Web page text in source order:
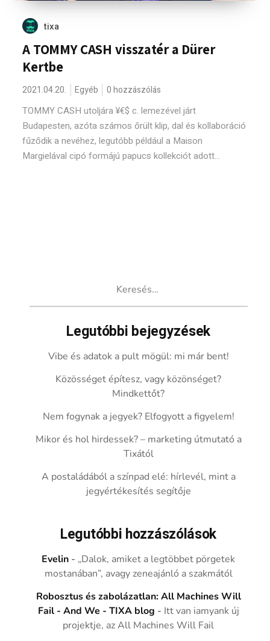
tixa
A TOMMY CASH visszatér a Dürer
Kertbe
2021.04.20. Egyéb 0 hozzászólás
TOMMY CASH utoljára ¥€$ c. lemezével járt
Budapesten, azóta számos őrült klip, dal és kollaboráció
fűződik a nevéhez, legutóbb például a Maison
Margielával cipó formájú papucs kollekciót adott...
Legutóbbi bejegyzések
Vibe és adatok a pult mögül: mi már bent!
Közösséget építesz, vagy közönséget?
Mindkettőt?
Nem fogynak a jegyek? Elfogyott a figyelem!
Mikor és hol hirdessek? – marketing útmutató a
Tixától
A postaládából a színpad elé: hírlevél, mint a
jegyértékesítés segítője
Legutóbbi hozzászólások
Evelin - „Dalok, amiket a legtöbbet pörgetek
mostanában”, avagy zeneajánló a szakmától
Robosztus és zabolázatlan: All Machines Will
Fail - And We - TIXA blog - Itt van iamyank új
projektje, az All Machines Will Fail